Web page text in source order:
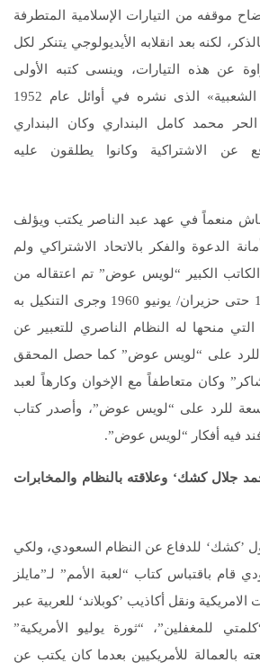
موقفه من التيارات الإسلامية المتطرفة
لكنه بعد انقلابه الأيديولوجي يتنكر لكل
عن هذه التيارات، وينسى كتبه الأولى
خصوصاً كتابه «الجبهة الشعبية» الذى نشره في أوائل عام 1952
محمد كامل البنداري وكان البنداري
عن الاشتراكية وكانوا يطلقون عليه
منعماً في عهد عبد الناصر يكتب ويؤلف
الدعوة والفكر بالاتحاد الاشتراكي ولم
الكبير “لويس عوض” تم اعتقاله من
كانون الثاني/ يناير 1959 حتى حزيران/ يونيو 1960 وجرى التنكيل به
منحها له النظام الناصري للتعبير عن
للرد على “لويس عوض” كما حصل المحقق
وكان متعاطفاً مع الإخوان وكارهاً لعبد
للرد على “لويس عوض”، وأصدر كتاب
فيه أفكار “لويس عوض”.
جلال كشك‘ وعلاقته بالنظام والمخابرات
’كشك‘ للدفاع عن النظام السعودي، ولكي
قام باقتباس كتاب “لعبة الأمم” لـ”مايلز
ونقل أكاذيب ’كوبلاند‘ للعربية عبر
للمغفلين”، “ثورة يوليو الأمريكية”
بالعمالة للأمريكيين بعدما كان يكتب عن